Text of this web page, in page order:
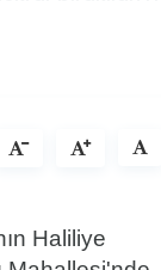
Haliliye